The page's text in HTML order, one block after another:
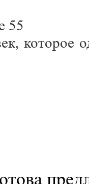
55
которое